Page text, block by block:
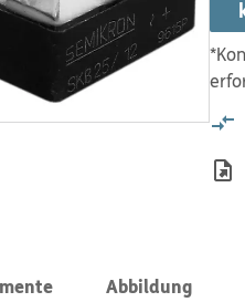
Abbildung